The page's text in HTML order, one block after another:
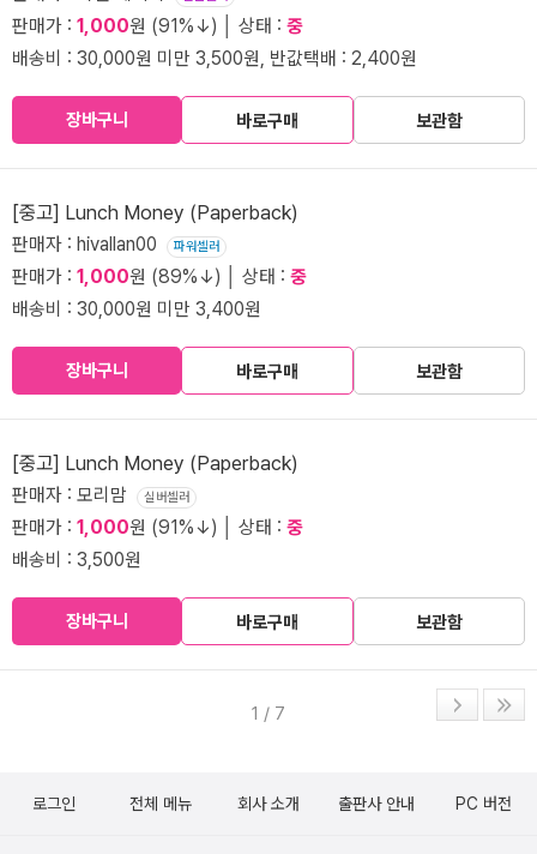
판매가 : 1,000원 (91%↓) │ 상태 : 중
배송비 : 30,000원 미만 3,500원, 반값택배 : 2,400원
장바구니 바로구매 보관함
[중고] Lunch Money (Paperback)
판매자 : hivallan00 파워셀러
판매가 : 1,000원 (89%↓) │ 상태 : 중
배송비 : 30,000원 미만 3,400원
장바구니 바로구매 보관함
[중고] Lunch Money (Paperback)
판매자 : 모리맘 실버셀러
판매가 : 1,000원 (91%↓) │ 상태 : 중
배송비 : 3,500원
장바구니 바로구매 보관함
1 / 7
로그인 전체 메뉴 회사 소개 출판사 안내 PC 버전